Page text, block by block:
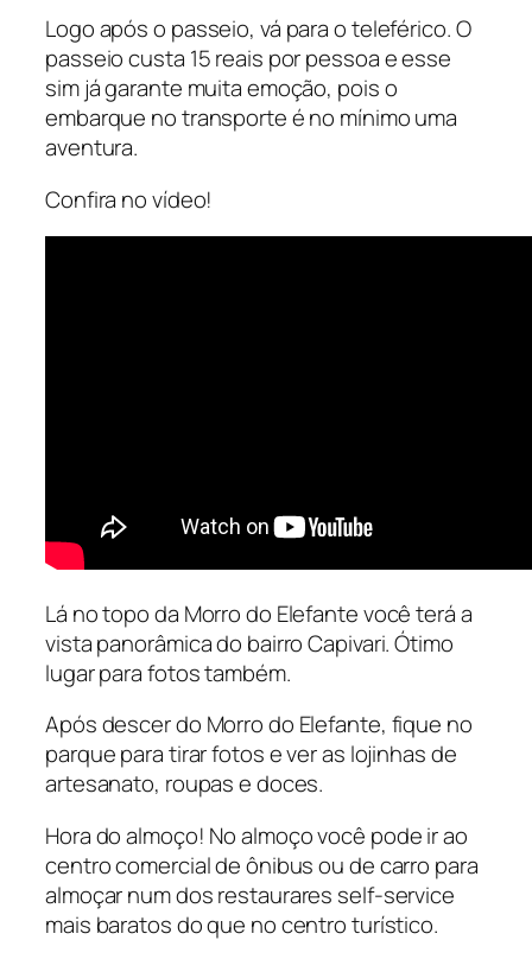
Logo após o passeio, vá para o teleférico. O
passeio custa 15 reais por pessoa e esse
sim já garante muita emoção, pois o
embarque no transporte é no mínimo uma
aventura.
Confira no vídeo!
Lá no topo da Morro do Elefante você terá a
vista panorâmica do bairro Capivari. Ótimo
lugar para fotos também.
Após descer do Morro do Elefante, fique no
parque para tirar fotos e ver as lojinhas de
artesanato, roupas e doces.
Hora do almoço! No almoço você pode ir ao
centro comercial de ônibus ou de carro para
almoçar num dos restaurares self-service
mais baratos do que no centro turístico.